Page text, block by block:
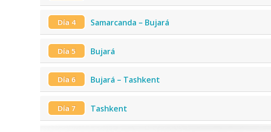
Día 4 Samarcanda – Bujará
Día 5 Bujará
Día 6 Bujará – Tashkent
Día 7 Tashkent